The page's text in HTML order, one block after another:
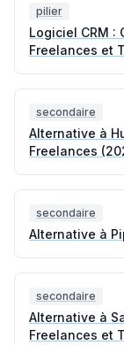
pilier
Logiciel CRM :
Freelances et
secondaire
Alternative à
Freelances
secondaire
Alternative à
secondaire
Alternative à
Freelances et